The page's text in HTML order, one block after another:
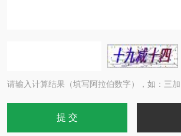
请输入计算结果（填写阿拉伯数字），如：三